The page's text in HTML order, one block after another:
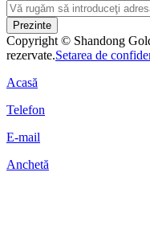
Prezinte
Copyright © Shandong
rezervate.Setarea de
Acasă
Telefon
E-mail
Anchetă